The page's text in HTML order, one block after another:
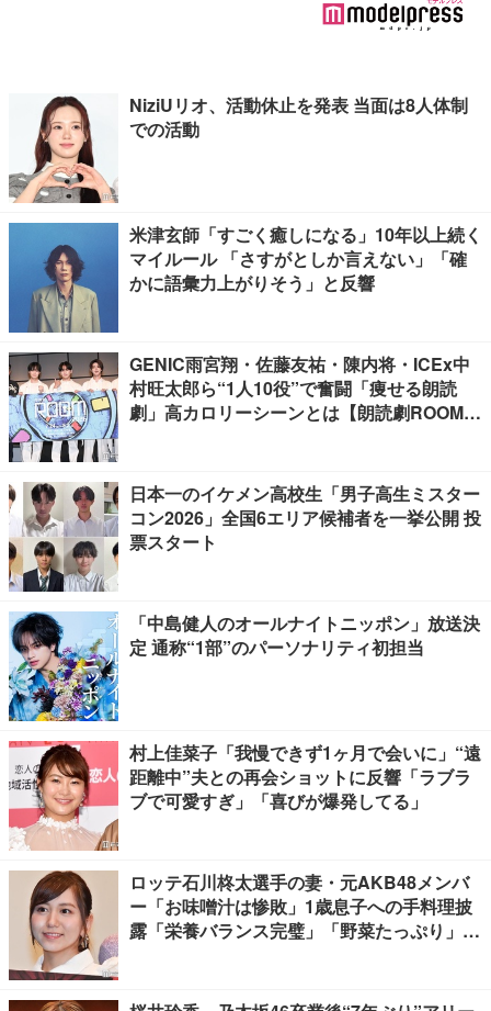
NiziUリオ、活動休止を発表 当面は8人体制
での活動
米津玄師「すごく癒しになる」10年以上続く
マイルール 「さすがとしか言えない」「確
かに語彙力上がりそう」と反響
GENIC雨宮翔・佐藤友祐・陳内将・ICEx中
村旺太郎ら“1人10役”で奮闘「痩せる朗読
劇」高カロリーシーンとは【朗読劇ROOM2
日本一のイケメン高校生「男子高生ミスター
コン2026」全国6エリア候補者を一挙公開 投
票スタート
「中島健人のオールナイトニッポン」放送決
定 通称“1部”のパーソナリティ初担当
村上佳菜子「我慢できず1ヶ月で会いに」“遠
距離中”夫との再会ショットに反響「ラブラ
ブで可愛すぎ」「喜びが爆発してる」
ロッテ石川柊太選手の妻・元AKB48メンバ
ー「お味噌汁は惨敗」1歳息子への手料理披
露「栄養バランス完璧」「野菜たっぷり」の